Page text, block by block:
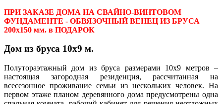
ПРИ ЗАКАЗЕ ДОМА НА СВАЙНО-ВИНТОВОМ
ФУНДАМЕНТЕ - ОБВЯЗОЧНЫЙ ВЕНЕЦ ИЗ БРУСА
200х150 мм. в ПОДАРОК
Дом из бруса 10х9 м.
Полутораэтажный дом из бруса размерами 10х9 метров –
настоящая загородная резиденция, рассчитанная на
всесезонное проживание семьи из нескольких человек. На
первом этаже планом деревянного дома предусмотрены одна